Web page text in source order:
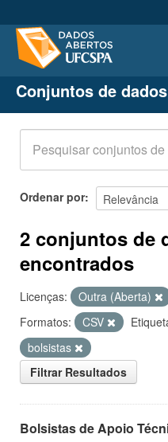
Conjuntos de dados
Organizações
Grupos
Sobre
Conjuntos de dados
Ordenar por
2 conjuntos de
encontrados
Licenças: Outra (Aberta)
Formatos:
CSV
bolsistas
Filtrar Resultados
Bolsistas de Apoio